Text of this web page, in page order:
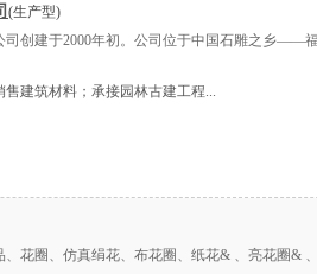
(生产型)
司创建于2000年初。公司位于中国石雕之乡——
建筑材料；承接园林古建工程...
花圈、仿真绢花、布花圈、纸花& 、亮花圈&